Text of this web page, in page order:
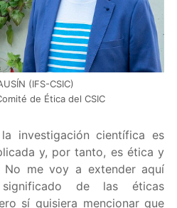
(IFS-CSIC)
de Ética del CSIC
investigación científica es
y, por tanto, es ética y
No me voy a extender aquí
de las éticas
sí quisiera mencionar que